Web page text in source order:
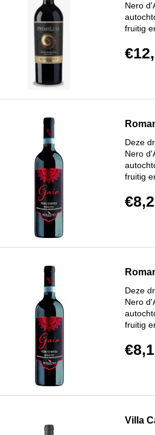
Nero
fruitig
Deze
Nero
fruitig
Deze
Nero
fruitig
Villa